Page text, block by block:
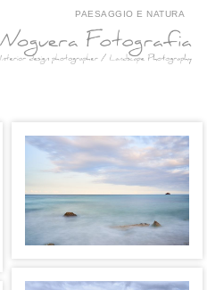
PAESAGGIO E NATURA